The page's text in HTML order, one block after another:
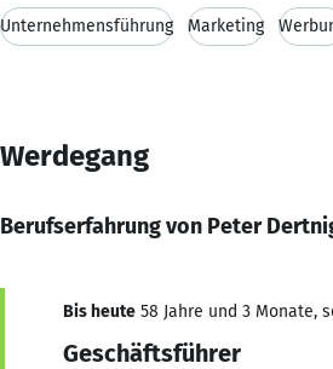
Unternehmensführung Marketing
Werdegang
Berufserfahrung von Peter
Bis heute 58 Jahre und 3 Monate,
Geschäftsführer